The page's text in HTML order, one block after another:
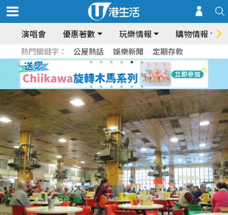
演唱會 優惠著數 玩樂情報 購物情報
熱門關鍵字： 公屋熱話 娛樂新聞 定期存款